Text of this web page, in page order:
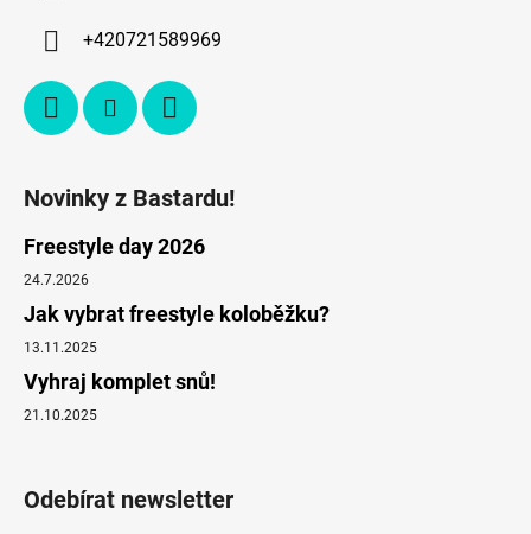
+420721589969
Novinky z Bastardu!
Freestyle day 2026
24.7.2026
Jak vybrat freestyle koloběžku?
13.11.2025
Vyhraj komplet snů!
21.10.2025
Odebírat newsletter